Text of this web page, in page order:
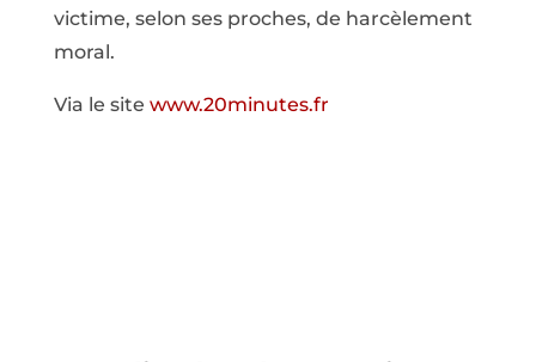
victime, selon ses proches, de harcèlement
moral.
Via le site www.20minutes.fr